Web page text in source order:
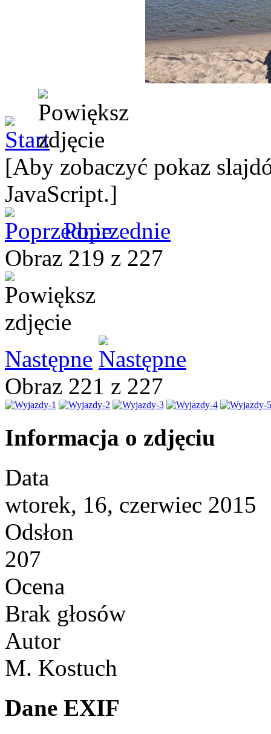
[Aby zobaczyć pokaz
JavaScript.]
Poprzednie
Obraz 219 z 227
Następne
Obraz 221 z 227
Informacja o zdjęciu
Data
wtorek, 16, czerwiec 2015
Odsłon
207
Ocena
Brak głosów
Autor
M. Kostuch
Dane EXIF